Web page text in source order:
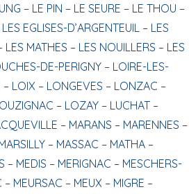
– LE PIN – LE SEURE – LE THOU –
LES EGLISES-D’ARGENTEUIL – LES
LES MATHES – LES NOUILLERS – LES
DE-PERIGNY – LOIRE-LES-
– LOIX – LONGEVES – LONZAC –
– LOZAY – LUCHAT –
– MARANS – MARENNES –
– MASSAC – MATHA –
– MEDIS – MERIGNAC – MESCHERS-
– MEURSAC – MEUX – MIGRE –